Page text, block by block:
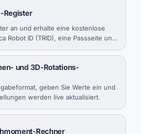
Register
an und erhalte eine kostenlose
Robot ID (TRID), eine Passseite und
und 3D-Rotations-
geben Sie Werte ein und
werden live aktualisiert.
Rechner